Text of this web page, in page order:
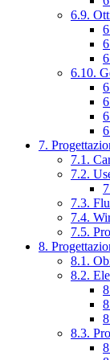
6.9.
6.10.
7.
7.1.
7.2.
7.3.
7.4.
7.5.
8.
8.1.
8.2.
8.3.